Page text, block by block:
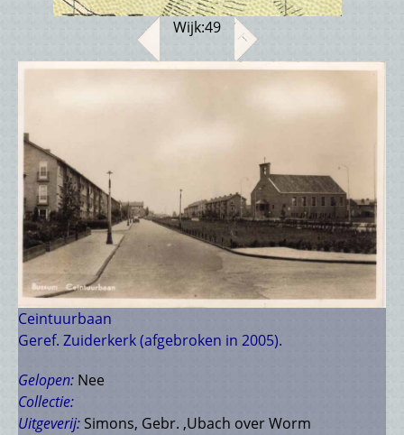
Wijk:49
Ceintuurbaan
Geref. Zuiderkerk (afgebroken in 2005).
Gelopen: Nee
Collectie:
Uitgeverij:Simons, Gebr. ,Ubach over Worm